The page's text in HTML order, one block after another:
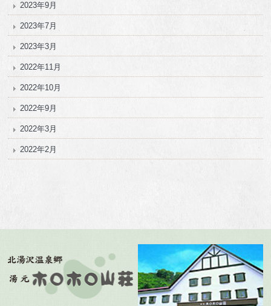
2023年9月
2023年7月
2023年3月
2022年11月
2022年10月
2022年9月
2022年3月
2022年2月